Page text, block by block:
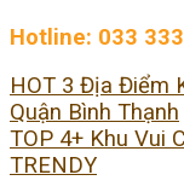
Hotline: 033
HOT 3 Địa Điểm
Quận Bình Thạnh
TOP 4+ Khu Vui
TRENDY